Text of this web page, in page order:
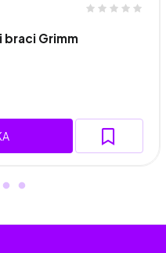
braci Grimm